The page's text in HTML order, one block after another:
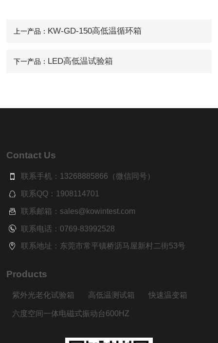
上一产品： KW-GD-150高低温循环箱
下一产品： LED高低温试验箱
Contact Us
联系手机：13268885866（微信同号）
联系QQ：1908114701
联系邮箱：sales@kowintest.com
联系电话：0769-83992528
联系地址：东莞市常平镇桥沥马屋新村二街53号
Products
紫外光老化试验箱 高低温测试箱 快速温变箱
六度空间一体电磁式振动台600HZ